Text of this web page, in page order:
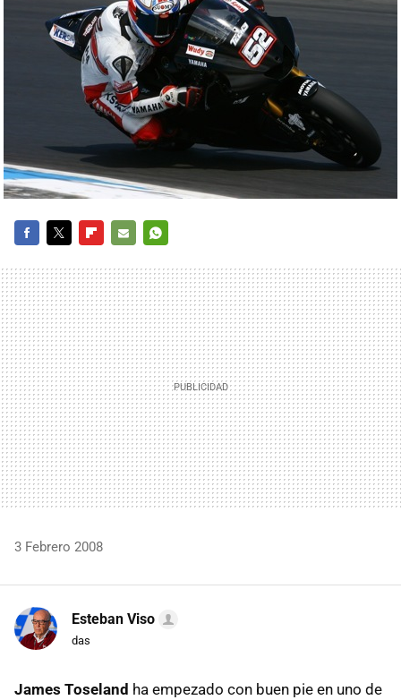
MAIL
3 Febrero 2008
Esteban Viso
das
James Toseland ha empezado con buen pie en uno de